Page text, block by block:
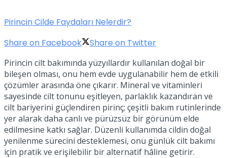
Pirincin Cilde Faydaları Nelerdir?
Share on Facebook
Share on Twitter
Pirincin cilt bakımında yüzyıllardır kullanılan doğal bir
bileşen olması, onu hem evde uygulanabilir hem de etkili
çözümler arasında öne çıkarır. Mineral ve vitaminleri
sayesinde cilt tonunu eşitleyen, parlaklık kazandıran ve
cilt bariyerini güçlendiren pirinç; çeşitli bakım rutinlerinde
yer alarak daha canlı ve pürüzsüz bir görünüm elde
edilmesine katkı sağlar. Düzenli kullanımda cildin doğal
yenilenme sürecini desteklemesi, onu günlük cilt bakımı
için pratik ve erişilebilir bir alternatif hâline getirir.